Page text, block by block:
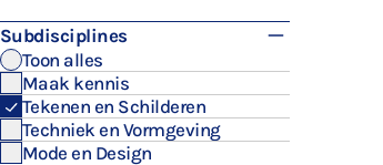
Subdisciplines
Toon alles
Maak kennis
Tekenen en Schilderen
Techniek en Vormgeving
Mode en Design